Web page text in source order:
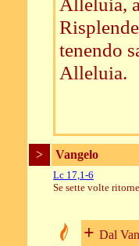
tenendo
Alleluia.
> Vangelo
Lc 17,1-6
Se sette volte
+ Dal